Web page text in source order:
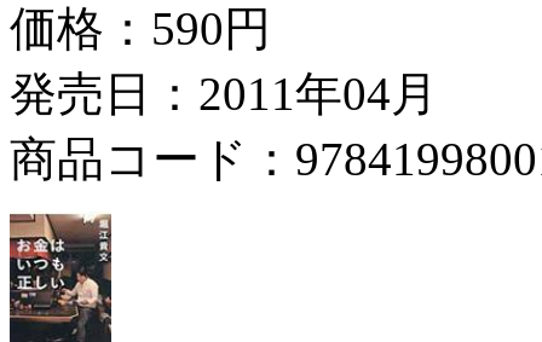
価格： 590円
発売日：2011年04月
商品コード：